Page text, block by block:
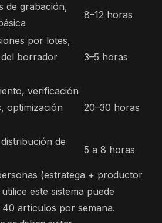
de grabación,
8–12 horas
por lotes,
borrador
3–5 horas
verificación
optimización
20–30 horas
de
5 a 8 horas
(estratega + productor
este sistema puede
artículos por semana.